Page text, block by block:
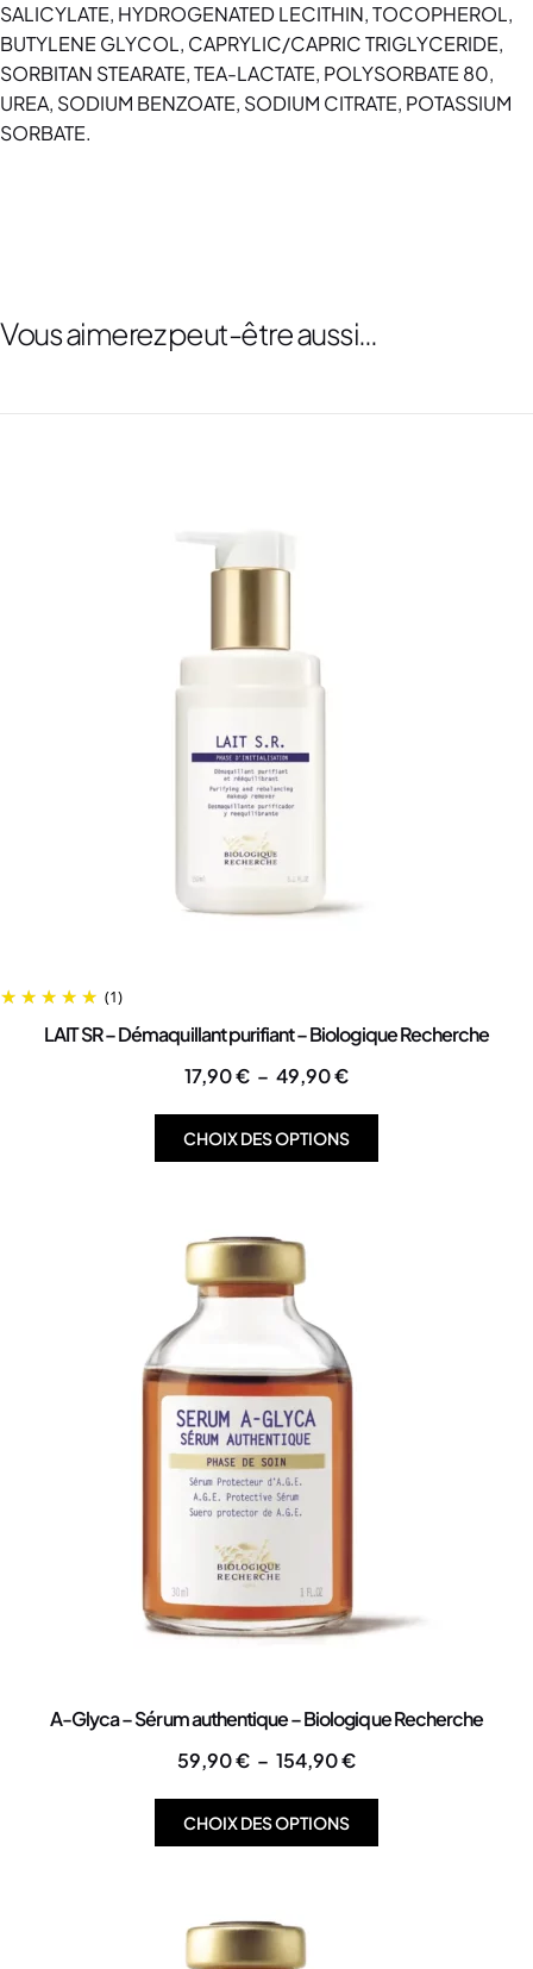
SALICYLATE, HYDROGENATED LECITHIN, TOCOPHEROL,
BUTYLENE GLYCOL, CAPRYLIC/CAPRIC TRIGLYCERIDE,
SORBITAN STEARATE, TEA-LACTATE, POLYSORBATE 80,
UREA, SODIUM BENZOATE, SODIUM CITRATE, POTASSIUM
SORBATE.
Vous aimerez peut-être aussi…
(1)
LAIT SR – Démaquillant purifiant – Biologique Recherche
17,90€ – 49,90€
CHOIX DES OPTIONS
A-Glyca – Sérum authentique – Biologique Recherche
59,90€ – 154,90€
CHOIX DES OPTIONS